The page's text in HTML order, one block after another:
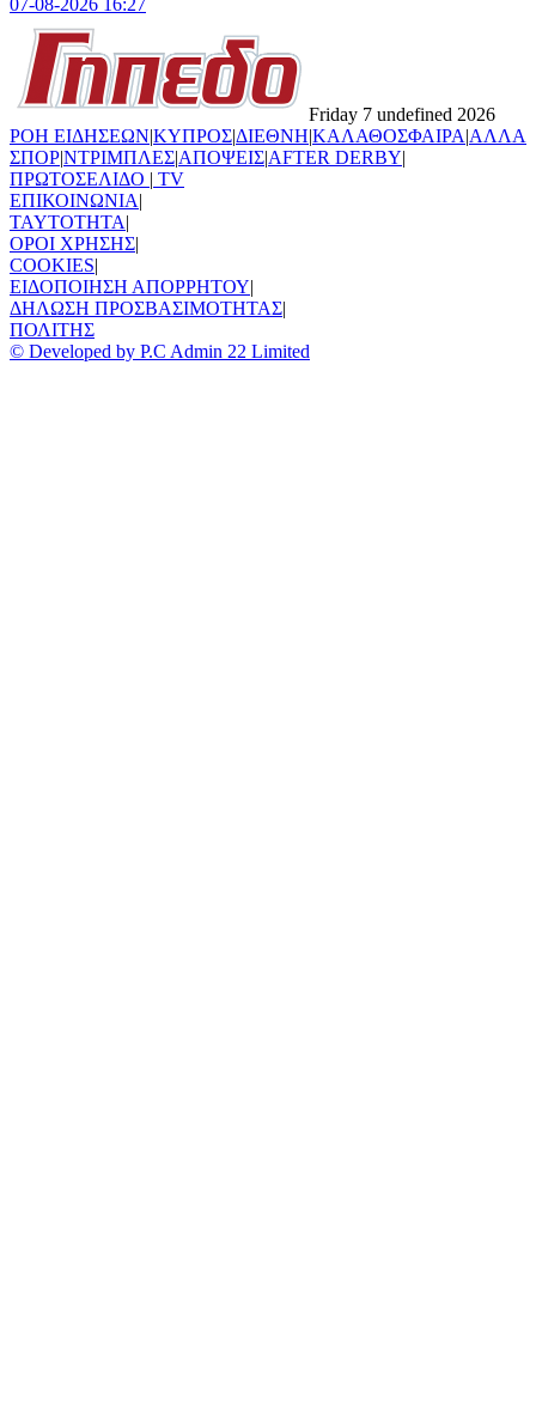
07-08-2026 16:27
Friday 7 undefined 2026
ΡΟΗ ΕΙΔΗΣΕΩΝ|ΚΥΠΡΟΣ|ΔΙΕΘΝΗ|ΚΑΛΑΘΟΣΦΑΙΡΑ|ΑΛΛΑ
ΣΠΟΡ|ΝΤΡΙΜΠΛΕΣ|ΑΠΟΨΕΙΣ|AFTER DERBY|
ΠΡΩΤΟΣΕΛΙΔΟ | TV
ΕΠΙΚΟΙΝΩΝΙΑ|
TAYTOTHTA|
ΟΡΟΙ ΧΡΗΣΗΣ|
COOKIES|
ΕΙΔΟΠΟΙΗΣΗ ΑΠΟΡΡΗΤΟΥ|
ΔΗΛΩΣΗ ΠΡΟΣΒΑΣΙΜΟΤΗΤΑΣ|
ΠΟΛΙΤΗΣ
© Developed by P.C Admin 22 Limited